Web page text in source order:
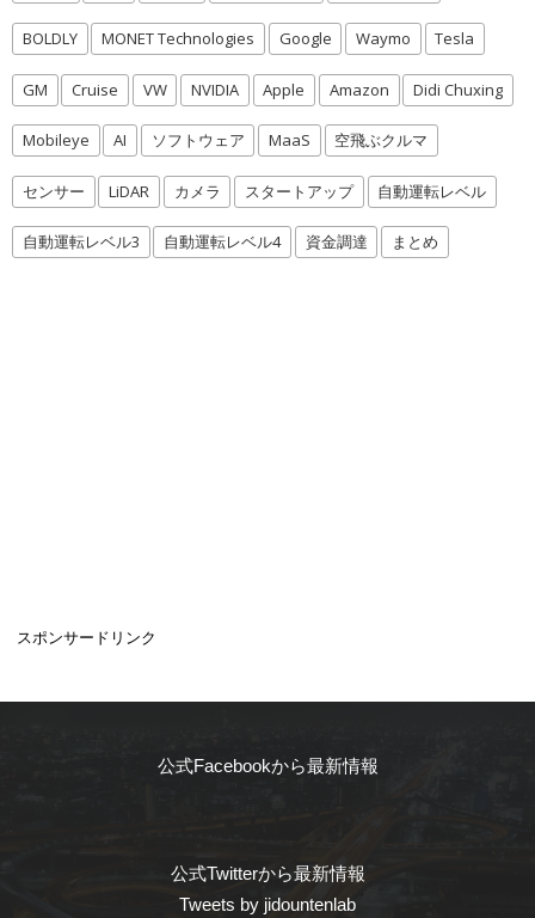
BOLDLY MONET Technologies Google Waymo Tesla
GM Cruise VW NVIDIA Apple Amazon Didi Chuxing
Mobileye AI ソフトウェア MaaS 空飛ぶクルマ
センサー LiDAR カメラ スタートアップ 自動運転レベル
自動運転レベル3 自動運転レベル4 資金調達 まとめ
スポンサードリンク
公式Facebookから最新情報
公式Twitterから最新情報
Tweets by jidountenlab